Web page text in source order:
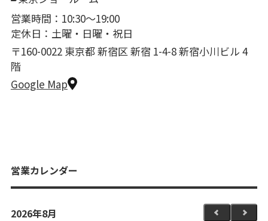
営業時間：10:30〜19:00
定休日：土曜・日曜・祝日
〒160-0022 東京都 新宿区 新宿 1-4-8 新宿小川ビル 4
階
Google Map
営業カレンダー
2026年8月